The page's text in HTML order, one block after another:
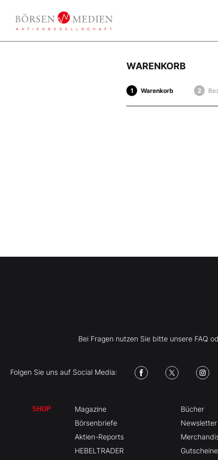
WARENKORB
Warenkorb
Bei Fragen nutzen Sie bitte unsere FAQ
Folgen Sie uns auf Social Media:
SHOP
Magazine
Börsenbriefe
Aktien-Reports
HEBELTRADER
Bücher
Newsletter
Gutscheine